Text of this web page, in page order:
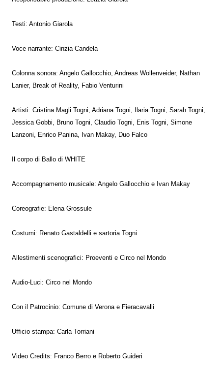
Testi: Antonio Giarola
Voce narrante: Cinzia Candela
Colonna sonora: Angelo Gallocchio, Andreas Wollenveider, Nathan
Lanier, Break of Reality, Fabio Venturini
Artisti: Cristina Magli Togni, Adriana Togni, Ilaria Togni, Sarah Togni,
Jessica Gobbi, Bruno Togni, Claudio Togni, Enis Togni, Simone
Lanzoni, Enrico Panina, Ivan Makay, Duo Falco
Il corpo di Ballo di WHITE
Accompagnamento musicale: Angelo Gallocchio e Ivan Makay
Coreografie: Elena Grossule
Costumi: Renato Gastaldelli e sartoria Togni
Allestimenti scenografici: Proeventi e Circo nel Mondo
Audio-Luci: Circo nel Mondo
Con il Patrocinio: Comune di Verona e Fieracavalli
Ufficio stampa: Carla Torriani
Video Credits: Franco Berro e Roberto Guideri